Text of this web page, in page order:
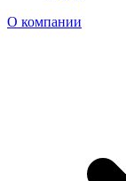
О компании